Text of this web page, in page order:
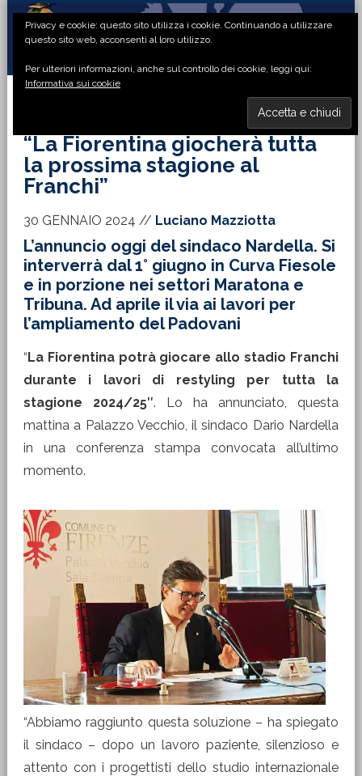
Passa
primaria
Passa
principale
Passa
laterale
Passa
di
“La Fiorentina giocherà tutta
la prossima stagione al
Franchi”
30 GENNAIO 2024 // Luciano Mazziotta
L’annuncio oggi del sindaco Nardella. Si
interverrà dal 1° giugno in Curva Fiesole
e in porzione nei settori Maratona e
Tribuna. Ad aprile il via ai lavori per
l’ampliamento del Padovani
“La Fiorentina potrà giocare allo stadio Franchi
durante i lavori di restyling per tutta la
stagione 2024/25″. Lo ha annunciato, questa
mattina a Palazzo Vecchio, il sindaco Dario Nardella
in una conferenza stampa convocata all’ultimo
momento.
“Abbiamo raggiunto questa soluzione – ha spiegato
il sindaco – dopo un lavoro paziente, silenzioso e
attento con i progettisti dello studio internazionale
Privacy e cookie: questo sito utilizza i cookie. Continuando a utilizzare
questo sito web, acconsenti al loro utilizzo.
Per ulteriori informazioni, anche sul controllo dei cookie, leggi qui:
Informativa sui cookie